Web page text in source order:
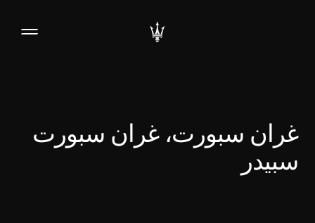
غران سبورت، غران سبورت
سبيدر